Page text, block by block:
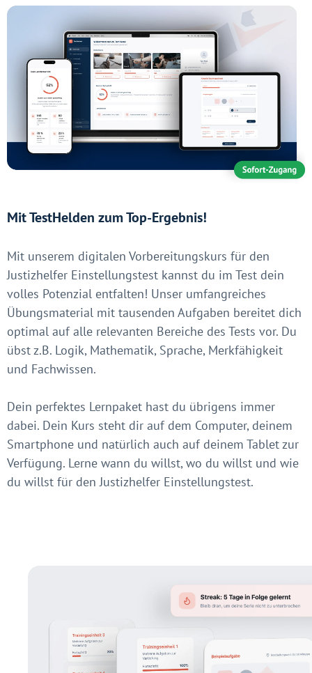
Mit TestHelden zum Top-Ergebnis!
Mit unserem digitalen Vorbereitungskurs für den
Justizhelfer Einstellungstest kannst du im Test dein
volles Potenzial entfalten! Unser umfangreiches
Übungsmaterial mit tausenden Aufgaben bereitet dich
optimal auf alle relevanten Bereiche des Tests vor. Du
übst z.B. Logik, Mathematik, Sprache, Merkfähigkeit
und Fachwissen.
Dein perfektes Lernpaket hast du übrigens immer
dabei. Dein Kurs steht dir auf dem Computer, deinem
Smartphone und natürlich auch auf deinem Tablet zur
Verfügung. Lerne wann du willst, wo du willst und wie
du willst für den Justizhelfer Einstellungstest.